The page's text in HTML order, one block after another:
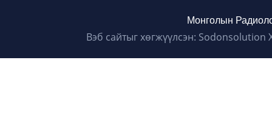
Монголын
Вэб сайтыг хөгжүүлсэн: Sodonsolution